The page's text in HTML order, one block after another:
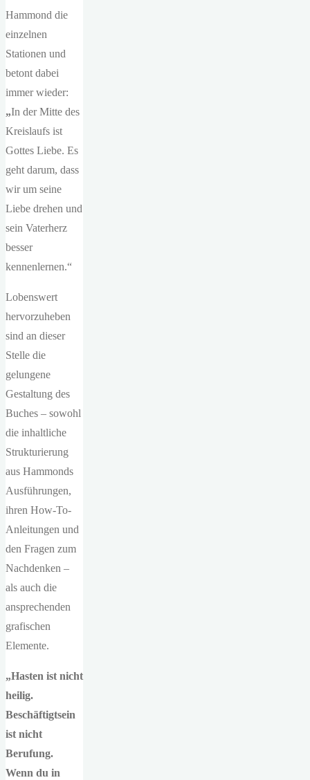
Hammond die
einzelnen
Stationen und
betont dabei
immer wieder:
„In der Mitte des
Kreislaufs ist
Gottes Liebe. Es
geht darum, dass
wir um seine
Liebe drehen und
sein Vaterherz
besser
kennenlernen.“
Lobenswert
hervorzuheben
sind an dieser
Stelle die
gelungene
Gestaltung des
Buches – sowohl
die inhaltliche
Strukturierung
aus Hammonds
Ausführungen,
ihren How-To-
Anleitungen und
den Fragen zum
Nachdenken –
als auch die
ansprechenden
grafischen
Elemente.
„Hasten ist nicht
heilig.
Beschäftigtsein
ist nicht
Berufung.
Wenn du in